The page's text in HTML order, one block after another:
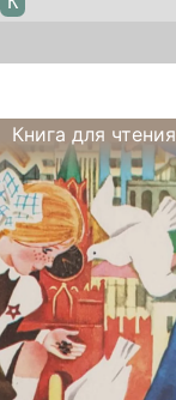
Книга для чтения